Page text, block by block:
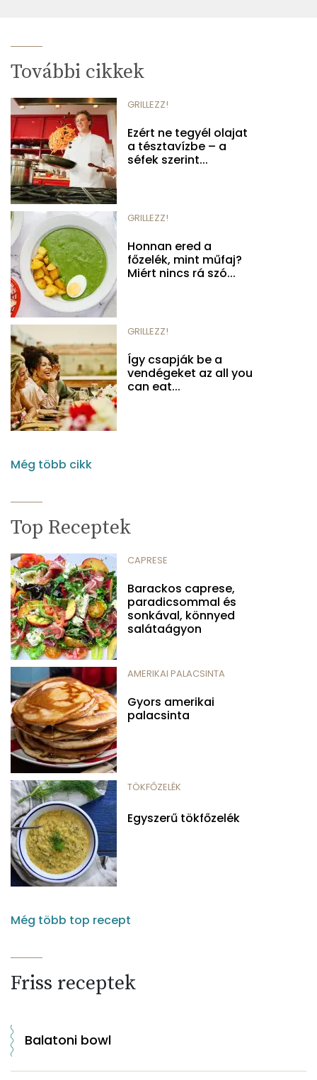
További cikkek
GRILLEZZ!
Ezért ne tegyél olajat
a tésztavízbe – a
séfek szerint...
GRILLEZZ!
Honnan ered a
főzelék, mint műfaj?
Miért nincs rá szó...
GRILLEZZ!
Így csapják be a
vendégeket az all you
can eat...
Még több cikk
Top Receptek
CAPRESE
Barackos caprese,
paradicsommal és
sonkával, könnyed
salátaágyon
AMERIKAI PALACSINTA
Gyors amerikai
palacsinta
TÖKFŐZELÉK
Egyszerű tökfőzelék
Még több top recept
Friss receptek
Balatoni bowl